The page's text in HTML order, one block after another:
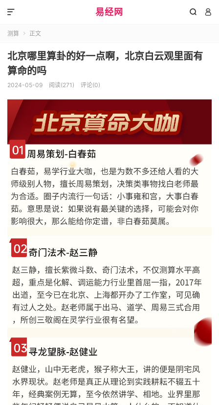
易经网  

测算  正文
北京哪里算卦的好一点啊，北京白云观里面有
算命的吗
2024-05-09 阅读(271) 评论(0)